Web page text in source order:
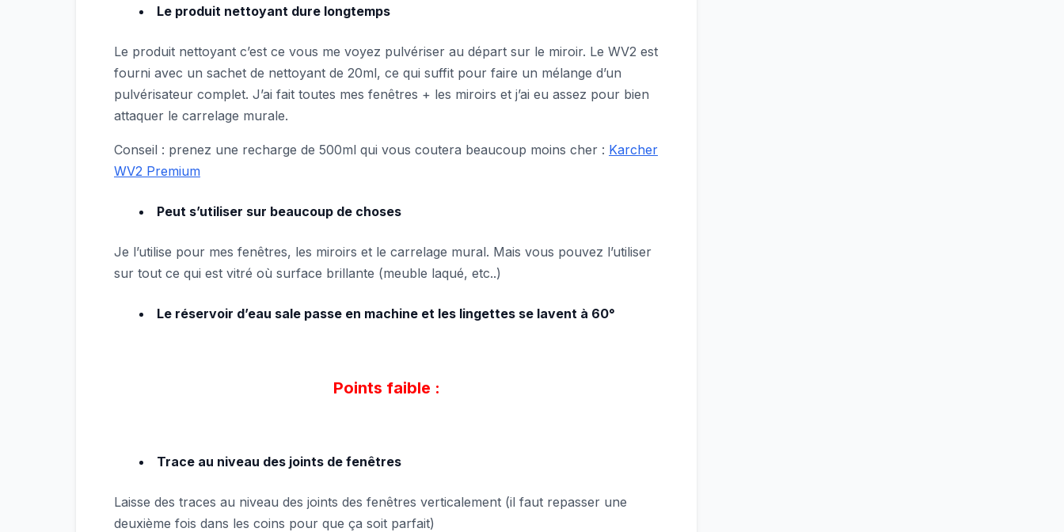
Le produit nettoyant dure longtemps
Le produit nettoyant c’est ce vous me voyez pulvériser au départ sur le miroir. Le WV2 est
fourni avec un sachet de nettoyant de 20ml, ce qui suffit pour faire un mélange d’un
pulvérisateur complet. J’ai fait toutes mes fenêtres + les miroirs et j’ai eu assez pour bien
attaquer le carrelage murale.
Conseil : prenez une recharge de 500ml qui vous coutera beaucoup moins cher : Karcher
WV2 Premium
Peut s’utiliser sur beaucoup de choses
Je l’utilise pour mes fenêtres, les miroirs et le carrelage mural. Mais vous pouvez l’utiliser
sur tout ce qui est vitré où surface brillante (meuble laqué, etc..)
Le réservoir d’eau sale passe en machine et les lingettes se lavent à 60°
Points faible :
Trace au niveau des joints de fenêtres
Laisse des traces au niveau des joints des fenêtres verticalement (il faut repasser une
deuxième fois dans les coins pour que ça soit parfait)